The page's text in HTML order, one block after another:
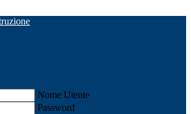
Nome Utente
Password